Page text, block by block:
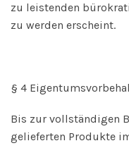
zu leistenden
zu werden erscheint.
§ 4
Bis zur vollständigen
gelieferten Produkte